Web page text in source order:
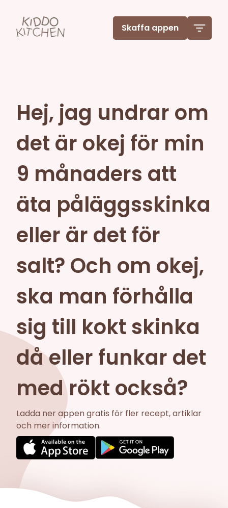
Skaffa appen
Hej, jag undrar om
det är okej för min
9 månaders att
äta påläggsskinka
eller är det för
salt? Och om okej,
ska man förhålla
sig till kokt skinka
då eller funkar det
med rökt också?
Ladda ner appen gratis för fler recept, artiklar
och mer information.